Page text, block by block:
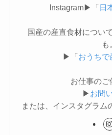
Instagram▶「日
国産の産直食材につい
も
▶「おうちで
お仕事のご
▶ お問
または、インスタグラム